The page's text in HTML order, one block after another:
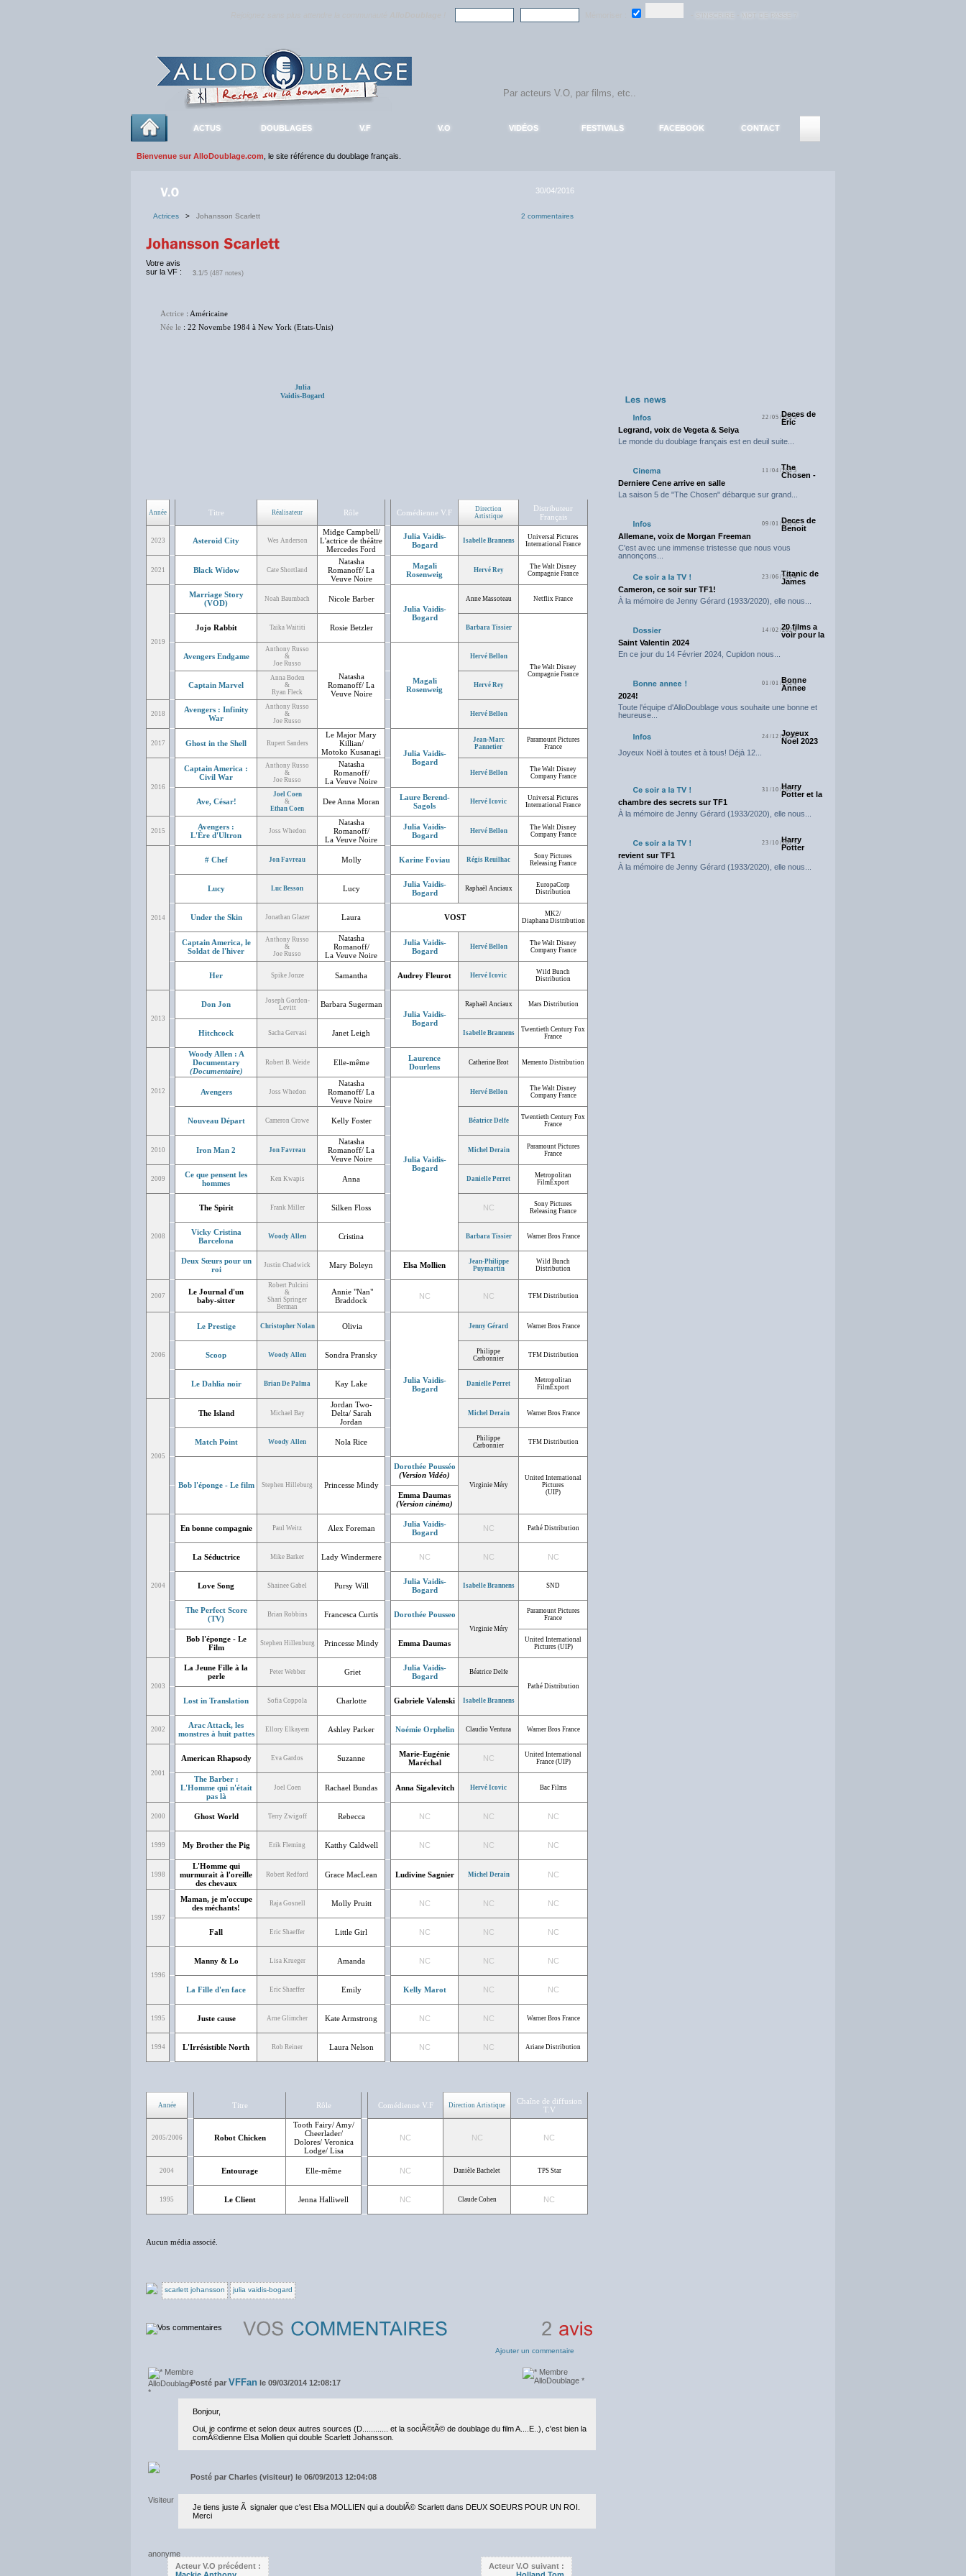
ACTUS DOUBLAGES V.F V.O VIDÉOS FESTIVALS FACEBOOK CONTACT
Bienvenue sur AlloDoublage.com , le site référence du doublage français.
30/04/2016
Actrices > Johansson Scarlett 2 commentaires
Votre avis
sur la VF :
3.1/5 (487 notes)
Actrice : Américaine
Née le : 22 Novembe 1984 à New York (Etats-Unis)
Julia
Vaidis-Bogard
Année Titre Réalisateur Rôle Comédienne V.F
Direction
Artistique
Distributeur
Français
2023 Asteroid City Wes Anderson
Midge Campbell/
L'actrice de théâtre
Mercedes Ford
Julia Vaidis-
Bogard
Isabelle Brannens
Universal Pictures
International France
2021 Black Widow Cate Shortland
Natasha
Romanoff/ La
Veuve Noire
Magali
Rosenweig
Hervé Rey
The Walt Disney
Compagnie France
2019
Marriage Story
(VOD)
Noah Baumbach
Nicole Barber
Julia Vaidis-
Bogard
Anne Massoteau Netflix France
Jojo Rabbit Taika Waititi Rosie Betzler Barbara Tissier
The Walt Disney
Compagnie France
Avengers Endgame
Anthony Russo
&
Joe Russo
Natasha
Romanoff/ La
Veuve Noire
Magali
Rosenweig
Hervé Bellon
Captain Marvel
Anna Boden
&
Ryan Fleck
Hervé Rey
2018
Avengers : Infinity
War
Anthony Russo
&
Joe Russo
Hervé Bellon
2017 Ghost in the Shell Rupert Sanders
Le Major Mary
Killian/
Motoko Kusanagi
Julia Vaidis-
Bogard
Jean-Marc
Pannetier
Paramount Pictures
France
2016
Captain America :
Civil War
Anthony Russo
&
Joe Russo
Natasha
Romanoff/
La Veuve Noire
Hervé Bellon
The Walt Disney
Company France
Ave, César!
Joel Coen
&
Ethan Coen
Dee Anna Moran
Laure Berend-
Sagols
Hervé Icovic
Universal Pictures
International France
2015
Avengers :
L'Ère d'Ultron
Joss Whedon
Natasha
Romanoff/
La Veuve Noire
Julia Vaidis-
Bogard
Hervé Bellon
The Walt Disney
Company France
2014
# Chef Jon Favreau Molly Karine Foviau Régis Reuilhac
Sony Pictures
Releasing France
Lucy Luc Besson Lucy
Julia Vaidis-
Bogard
Raphaël Anciaux
EuropaCorp
Distribution
Under the Skin Jonathan Glazer Laura VOST
MK2/
Diaphana Distribution
Captain America, le
Soldat de l'hiver
Anthony Russo
&
Joe Russo
Natasha
Romanoff/
La Veuve Noire
Julia Vaidis-
Bogard
Hervé Bellon
The Walt Disney
Company France
Her Spike Jonze Samantha Audrey Fleurot Hervé Icovic
Wild Bunch
Distribution
2013
Don Jon
Joseph Gordon-
Levitt
Barbara Sugerman
Julia Vaidis-
Bogard
Raphaël Anciaux Mars Distribution
Hitchcock Sacha Gervasi Janet Leigh Isabelle Brannens
Twentieth Century Fox
France
2012
Woody Allen : A
Documentary
(Documentaire)
Robert B. Weide Elle-même
Laurence
Dourlens
Catherine Brot Memento Distribution
Avengers Joss Whedon
Natasha
Romanoff/ La
Veuve Noire
Julia Vaidis-
Bogard
Hervé Bellon
The Walt Disney
Company France
Nouveau Départ Cameron Crowe Kelly Foster Béatrice Delfe
Twentieth Century Fox
France
2010 Iron Man 2 Jon Favreau
Natasha
Romanoff/ La
Veuve Noire
Michel Derain
Paramount Pictures
France
2009
Ce que pensent les
hommes
Ken Kwapis Anna Danielle Perret
Metropolitan
FilmExport
2008
The Spirit Frank Miller Silken Floss NC
Sony Pictures
Releasing France
Vicky Cristina
Barcelona
Woody Allen Cristina Barbara Tissier Warner Bros France
Deux Sœurs pour un
roi
Justin Chadwick Mary Boleyn Elsa Mollien
Jean-Philippe
Puymartin
Wild Bunch
Distribution
2007
Le Journal d'un
baby-sitter
Robert Pulcini
&
Shari Springer
Berman
Annie "Nan"
Braddock
NC NC TFM Distribution
2006
Le Prestige Christopher Nolan Olivia
Julia Vaidis-
Bogard
Jenny Gérard Warner Bros France
Scoop Woody Allen Sondra Pransky
Philippe
Carbonnier
TFM Distribution
Le Dahlia noir Brian De Palma Kay Lake Danielle Perret
Metropolitan
FilmExport
2005
The Island Michael Bay
Jordan Two-
Delta/ Sarah
Jordan
Michel Derain Warner Bros France
Match Point Woody Allen Nola Rice
Philippe
Carbonnier
TFM Distribution
Bob l'éponge - Le film Stephen Hilleburg Princesse Mindy
Dorothée Pousséo
(Version Vidéo)
Virginie Méry
United International
Pictures
(UIP)
Emma Daumas
(Version cinéma)
2004
En bonne compagnie Paul Weitz Alex Foreman
Julia Vaidis-
Bogard
NC Pathé Distribution
La Séductrice Mike Barker Lady Windermere NC NC NC
Love Song Shainee Gabel Pursy Will
Julia Vaidis-
Bogard
Isabelle Brannens SND
The Perfect Score
(TV)
Brian Robbins Francesca Curtis Dorothée Pousseo
Virginie Méry
Paramount Pictures
France
Bob l'éponge - Le
Film
Stephen Hillenburg Princesse Mindy Emma Daumas
United International
Pictures (UIP)
2003
La Jeune Fille à la
perle
Peter Webber Griet
Julia Vaidis-
Bogard
Béatrice Delfe
Pathé Distribution
Lost in Translation Sofia Coppola Charlotte Gabriele Valenski Isabelle Brannens
2002
Arac Attack, les
monstres à huit pattes
Ellory Elkayem Ashley Parker Noémie Orphelin Claudio Ventura Warner Bros France
2001
American Rhapsody Eva Gardos Suzanne
Marie-Eugénie
Maréchal
NC
United International
France (UIP)
The Barber :
L'Homme qui n'était
pas là
Joel Coen Rachael Bundas Anna Sigalevitch Hervé Icovic Bac Films
2000 Ghost World Terry Zwigoff Rebecca NC NC NC
1999 My Brother the Pig Erik Fleming Katthy Caldwell NC NC NC
1998
L'Homme qui
murmurait à l'oreille
des chevaux
Robert Redford Grace MacLean Ludivine Sagnier Michel Derain NC
1997
Maman, je m'occupe
des méchants!
Raja Gosnell Molly Pruitt NC NC NC
Fall Eric Shaeffer Little Girl NC NC NC
1996
Manny & Lo Lisa Krueger Amanda NC NC NC
La Fille d'en face Eric Shaeffer Emily Kelly Marot NC NC
1995 Juste cause Arne Glimcher Kate Armstrong NC NC Warner Bros France
1994 L'Irrésistible North Rob Reiner Laura Nelson NC NC Ariane Distribution
Année Titre Rôle Comédienne V.F Direction Artistique
Chaîne de diffusion
T.V
2005/2006 Robot Chicken
Tooth Fairy/ Amy/
Cheerlader/
Dolores/ Veronica
Lodge/ Lisa
NC NC NC
2004 Entourage Elle-même NC Danièle Bachelet TPS Star
1995 Le Client Jenna Halliwell NC Claude Cohen NC
Aucun média associé.
scarlett johansson julia vaidis-bogard
Ajouter un commentaire
Posté par VFFan le 09/03/2014 12:08:17
Bonjour,
Oui, je confirme et selon deux autres sources (D............ et la sociÃ©tÃ© de doublage du film A....E..), c'est bien la
comÃ©dienne Elsa Mollien qui double Scarlett Johansson.
Posté par Charles (visiteur) le 06/09/2013 12:04:08
Je tiens juste Ã signaler que c'est Elsa MOLLIEN qui a doublÃ© Scarlett dans DEUX SOEURS POUR UN ROI.
Merci
Acteur V.O précédent :
Acteur V.O suivant :
22/05/2025Deces de
Eric
Legrand, voix de Vegeta & Seiya
Le monde du doublage français est en deuil suite...
11/04/2025
The
Chosen -
Derniere Cene arrive en salle
La saison 5 de "The Chosen" débarque sur grand...
09/01/2025Deces de
Benoit
Allemane, voix de Morgan Freeman
C'est avec une immense tristesse que nous vous
annonçons...
23/06/2024Titanic de
James
Cameron, ce soir sur TF1!
À la mémoire de Jenny Gérard (1933/2020), elle nous...
14/02/202420 films a
voir pour la
Saint Valentin 2024
En ce jour du 14 Février 2024, Cupidon nous...
01/01/2024
Bonne
Annee
2024!
Toute l'équipe d'AlloDoublage vous souhaite une bonne et
heureuse...
24/12/2023
Joyeux
Noel 2023
Joyeux Noël à toutes et à tous! Déjà 12...
31/10/2023
Harry
Potter et la
chambre des secrets sur TF1
À la mémoire de Jenny Gérard (1933/2020), elle nous...
23/10/2023
Harry
Potter
revient sur TF1
À la mémoire de Jenny Gérard (1933/2020), elle nous...